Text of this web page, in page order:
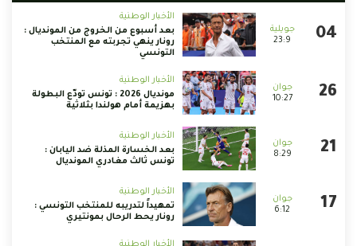
23:9
الأخبار الوطنية
بعد أسبوع من الخروج من المونديال :
رونار ينهي تجربته مع المنتخب
التونسي
10:27
الأخبار الوطنية
مونديال 2026 : تونس تودّع البطولة
بهزيمة أمام هولندا بثلاثية
8:29
الأخبار الوطنية
بعد الخسارة المذلة ضد اليابان :
تونس ثالث مغادري المونديال
6:12
الأخبار الوطنية
تمهيداً لتدريبه للمنتخب التونسي :
رونار يحط الرحال بمونتيري
الأخبار الوطنية